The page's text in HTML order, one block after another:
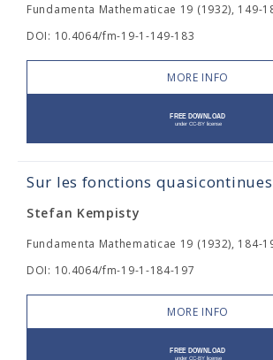
Fundamenta Mathematicae 19 (1932), 149-
DOI: 10.4064/fm-19-1-149-183
MORE INFO
Sur les fonctions quasicontinues
Stefan Kempisty
Fundamenta Mathematicae 19 (1932), 184-
DOI: 10.4064/fm-19-1-184-197
MORE INFO